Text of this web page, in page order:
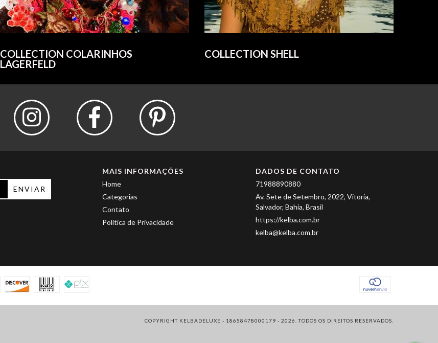
COLLECTION COLARINHOS
LAGERFELD
COLLECTION SHELL
MAIS INFORMAÇÕES
Home
Categorias
Contato
Politica de Privacidade
DADOS DE CONTATO
71988890880
Av. Sete de Setembro, 2022, Vitoria,
Salvador, Bahia, Brasil
https://kelba.com.br
kelba@kelba.com.br
COPYRIGHT KELBADELUXE - 18658478000179 - 2026. TODOS OS DIREITOS RESERVADOS.